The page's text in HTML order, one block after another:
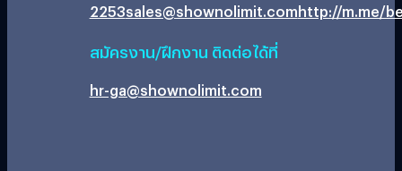
2253sales@shownolimit.comhttp://m.me/
สมัครงาน/ฝึกงาน ติดต่อได้ที่
hr-ga@shownolimit.com